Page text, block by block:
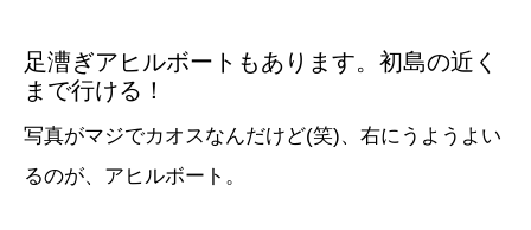
足漕ぎアヒルボートもあります。初島の近く
まで行ける！
写真がマジでカオスなんだけど(笑)、右にうようよい
るのが、アヒルボート。